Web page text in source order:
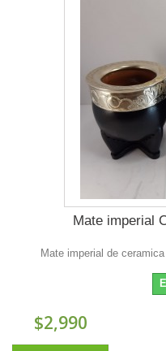
Mate imperial
Mate imperial de
$2,990